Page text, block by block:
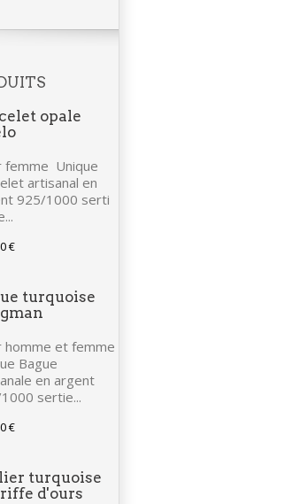
opale
femme Unique
artisanal en
925/1000 serti
€
turquoise
homme et femme
Bague
en argent
sertie...
€
turquoise
d'ours